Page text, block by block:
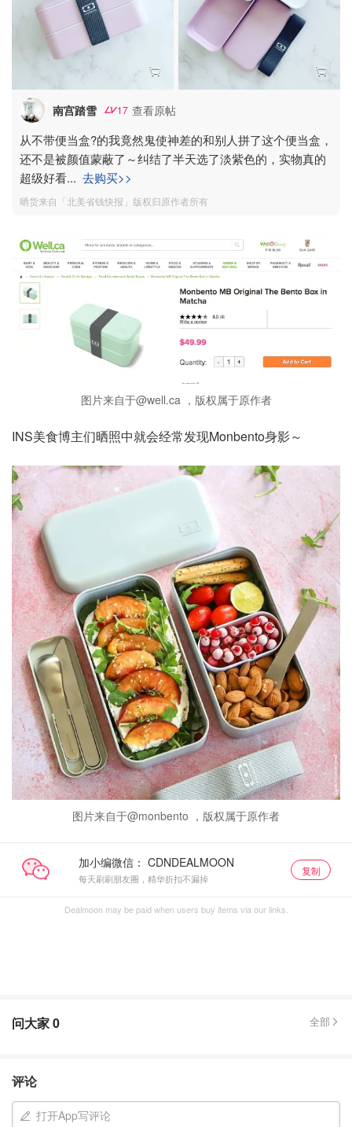
南宫踏雪 17 查看原帖
从不带便当盒?的我竟然鬼使神差的和别人拼了这个便当盒，
还不是被颜值蒙蔽了～纠结了半天选了淡紫色的，实物真的
超级好看... 去购买>>
晒货来自「北美省钱快报」版权归原作者所有
图片来自于@well.ca ，版权属于原作者
INS美食博主们晒照中就会经常发现Monbento身影～
图片来自于@monbento ，版权属于原作者
加小编微信：
每天刷刷朋友圈，精华折扣不漏掉
复制
Dealmoon may be paid when users buy items via our links.
问大家0 全部
评论
打开App写评论